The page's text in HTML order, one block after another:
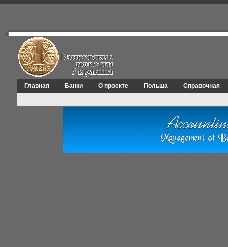
Главная Банки О проекте Польша Справочная